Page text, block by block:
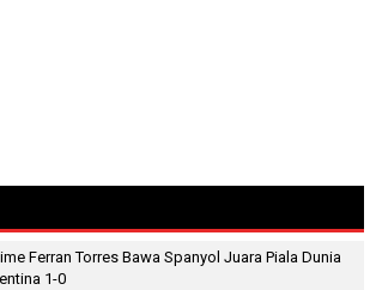
Ferran Torres Bawa Spanyol Juara Piala Dunia
1-0